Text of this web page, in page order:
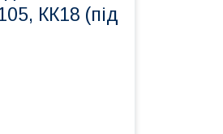
КК18 (під